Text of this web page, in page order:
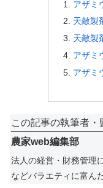
アザミ
天敵製
天敵製
アザミ
アザミ
この記事の執筆者・
農家web編集部
法人の経営・財務管理
などバラエティに富ん